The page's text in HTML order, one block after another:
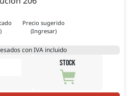
Precio sugerido
(Ingresar)
con IVA incluido
STOCK